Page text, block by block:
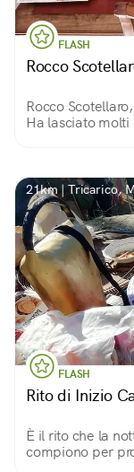
FLASH
Rocco
Rocco
Ha lasciato
21km | Tricarico,
FLASH
Rito di Inizio
È il rito che la
compiono per